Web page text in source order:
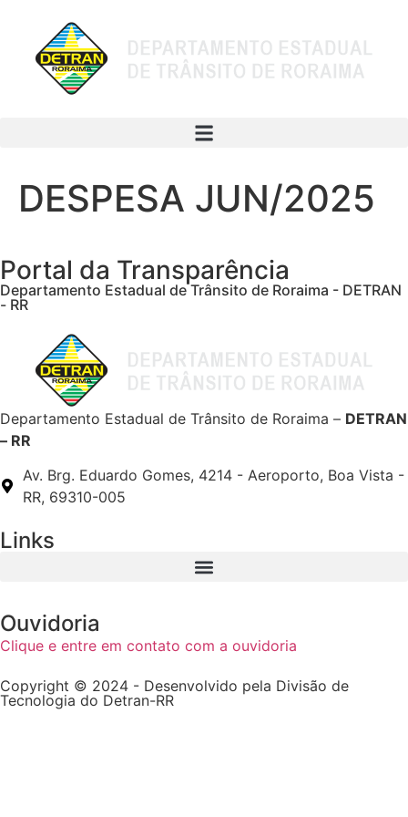
DESPESA JUN/2025
Portal da Transparência
Departamento Estadual de Trânsito de Roraima - DETRAN
- RR
Departamento Estadual de Trânsito de Roraima – DETRAN
– RR
Av. Brg. Eduardo Gomes, 4214 - Aeroporto, Boa Vista -
RR, 69310-005
Links
Ouvidoria
Clique e entre em contato com a ouvidoria
Copyright © 2024 - Desenvolvido pela Divisão de
Tecnologia do Detran-RR